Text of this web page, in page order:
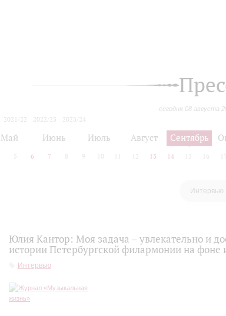
сегодня 08 августа
2021/22 2022/23
2023/24
Май Июнь Июль Август Сентябрь
5 6 7 8 9 10 12 13 14 15 16 17
Интервью
Юлия Кантор: Моя задача – увлекательно и
истории Петербургской филармонии на фоне
Интервью